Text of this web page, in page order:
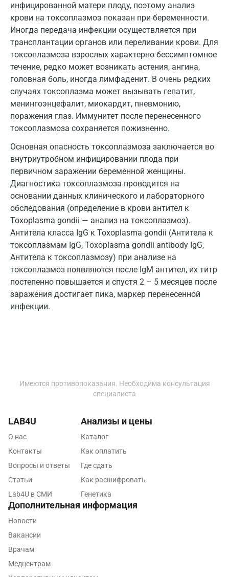
инфицированной матери плоду, поэтому анализ
крови на токсоплазмоз показан при беременности.
Иногда передача инфекции осуществляется при
трансплантации органов или переливании крови. Для
токсоплазмоза взрослых характерно бессимптомное
течение, редко может возникать астения, ангина,
головная боль, иногда лимфаденит. В очень редких
случаях токсоплазма может вызывать гепатит,
менингоэнцефалит, миокардит, пневмонию,
поражения глаз. Иммунитет после перенесенного
токсоплазмоза сохраняется пожизненно.
Основная опасность токсоплазмоза заключается во
внутриутробном инфицировании плода при
первичном заражении беременной женщины.
Диагностика токсоплазмоза проводится на
основании данных клинического и лабораторного
обследования (определение в крови антител к
Toxoplasma gondii — анализ на токсоплазмоз).
Антитела класса IgG к Toxoplasma gondii (Антитела к
токсоплазмам IgG, Toxoplasma gondii antibody IgG,
Антитела к токсоплазмозу) при анализе на
токсоплазмоз появляются после IgM антител, их титр
постепенно повышается и спустя 2 – 5 месяцев после
заражения достигает пика, маркер перенесенной
инфекции.
Ижевск
Истра
Йошкар-Ола
Калининград
Калуга
Ковров
Коломна
Королев
Котельники
Красногорск
Краснодар
Красноярск
Курск
Лабинск
Мытищи
Набережные Челны
Наро-Фоминск
Нижневартовск
Новороссийск
Имеются противопоказания. Необходима консультация
специалиста
LAB4U
О нас
Контакты
Вопросы и ответы
Статьи
Lab4U в СМИ
Анализы и цены
Каталог
Как оплатить
Где сдать
Как расшифровать
Генетика
Дополнительная информация
Новости
Вакансии
Врачам
Медцентрам